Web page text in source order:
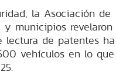
la Asociación de
y municipios revelaron
de patentes ha
vehículos en lo que